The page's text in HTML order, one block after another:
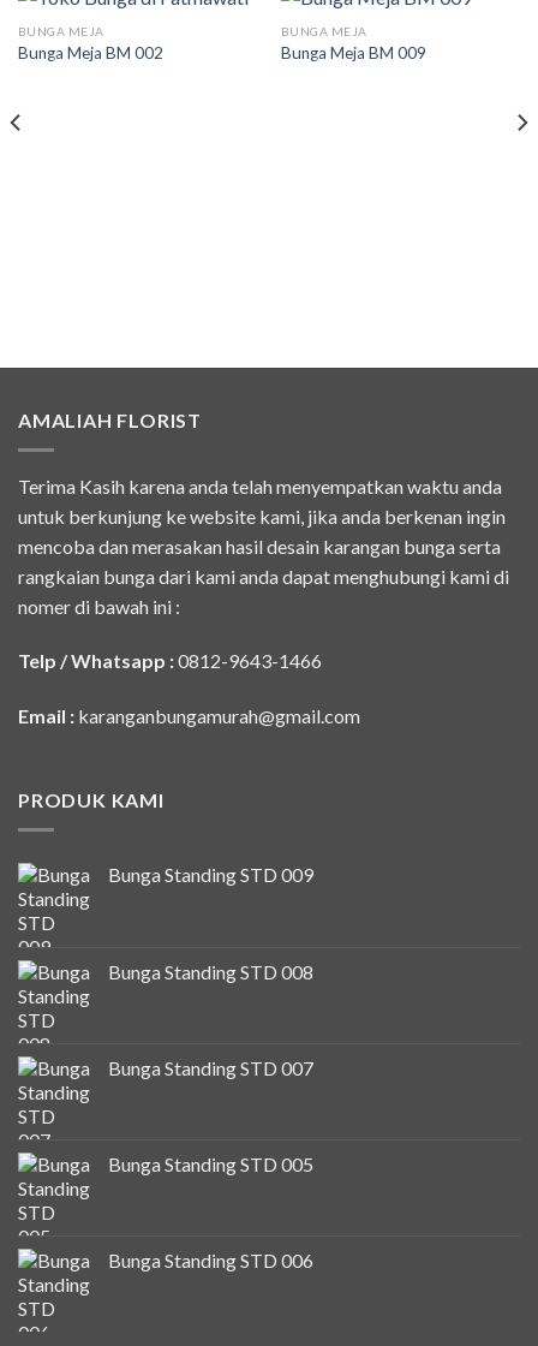
BUNGA MEJA
Bunga Meja BM 002
BUNGA MEJA
Bunga Meja BM 009
AMALIAH FLORIST
Terima Kasih karena anda telah menyempatkan waktu anda
untuk berkunjung ke website kami, jika anda berkenan ingin
mencoba dan merasakan hasil desain karangan bunga serta
rangkaian bunga dari kami anda dapat menghubungi kami di
nomer di bawah ini :
Telp / Whatsapp :0812-9643-1466
Email : karanganbungamurah@gmail.com
PRODUK KAMI
Bunga Standing STD 009
Bunga Standing STD 008
Bunga Standing STD 007
Bunga Standing STD 005
Bunga Standing STD 006